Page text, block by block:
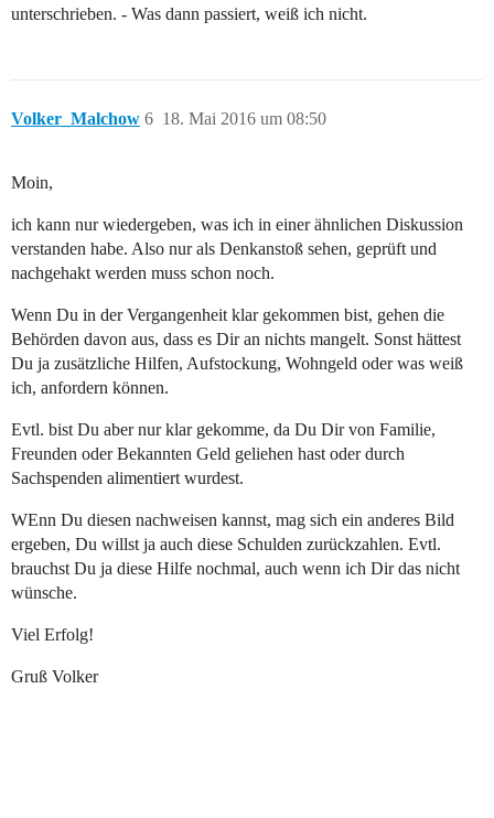
unterschrieben. - Was dann passiert, weiß ich nicht.
Volker_Malchow 18. Mai 2016 um 08:50
6
Moin,
ich kann nur wiedergeben, was ich in einer ähnlichen Diskussion
verstanden habe. Also nur als Denkanstoß sehen, geprüft und
nachgehakt werden muss schon noch.
Wenn Du in der Vergangenheit klar gekommen bist, gehen die
Behörden davon aus, dass es Dir an nichts mangelt. Sonst hättest
Du ja zusätzliche Hilfen, Aufstockung, Wohngeld oder was weiß
ich, anfordern können.
Evtl. bist Du aber nur klar gekomme, da Du Dir von Familie,
Freunden oder Bekannten Geld geliehen hast oder durch
Sachspenden alimentiert wurdest.
WEnn Du diesen nachweisen kannst, mag sich ein anderes Bild
ergeben, Du willst ja auch diese Schulden zurückzahlen. Evtl.
brauchst Du ja diese Hilfe nochmal, auch wenn ich Dir das nicht
wünsche.
Viel Erfolg!
Gruß Volker